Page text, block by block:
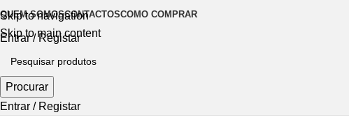
Skip to navigation
Skip to main content
QUEM SOMOSCONTACTOSCOMO COMPRAR
Entrar / Registar
Procurar
Entrar / Registar